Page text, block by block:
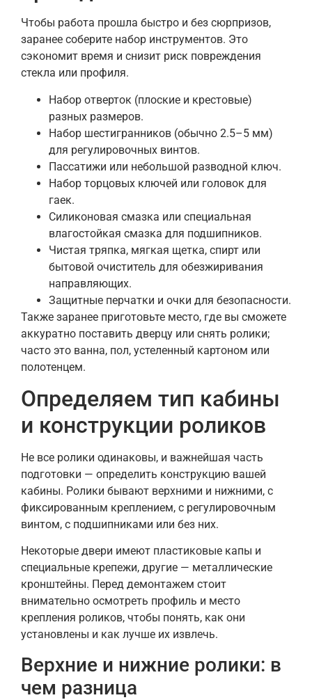
Чтобы работа прошла быстро и без сюрпризов,
заранее соберите набор инструментов. Это
сэкономит время и снизит риск повреждения
стекла или профиля.
Набор отверток (плоские и крестовые)
разных размеров.
Набор шестигранников (обычно 2.5–5 мм)
для регулировочных винтов.
Пассатижи или небольшой разводной ключ.
Набор торцовых ключей или головок для
гаек.
Силиконовая смазка или специальная
влагостойкая смазка для подшипников.
Чистая тряпка, мягкая щетка, спирт или
бытовой очиститель для обезжиривания
направляющих.
Защитные перчатки и очки для безопасности.
Также заранее приготовьте место, где вы сможете
аккуратно поставить дверцу или снять ролики;
часто это ванна, пол, устеленный картоном или
полотенцем.
Определяем тип кабины
и конструкции роликов
Не все ролики одинаковы, и важнейшая часть
подготовки — определить конструкцию вашей
кабины. Ролики бывают верхними и нижними, с
фиксированным креплением, с регулировочным
винтом, с подшипниками или без них.
Некоторые двери имеют пластиковые капы и
специальные крепежи, другие — металлические
кронштейны. Перед демонтажем стоит
внимательно осмотреть профиль и место
крепления роликов, чтобы понять, как они
установлены и как лучше их извлечь.
Верхние и нижние ролики: в
чем разница